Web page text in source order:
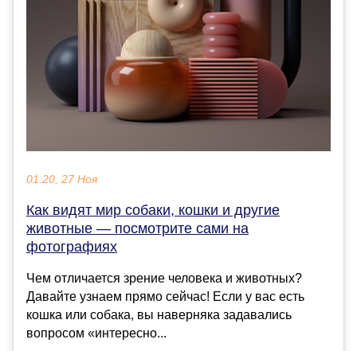
01:20, 27 Ноя
Как видят мир собаки, кошки и другие
животные — посмотрите сами на
фотографиях
Чем отличается зрение человека и животных?
Давайте узнаем прямо сейчас! Если у вас есть
кошка или собака, вы наверняка задавались
вопросом «интересно...